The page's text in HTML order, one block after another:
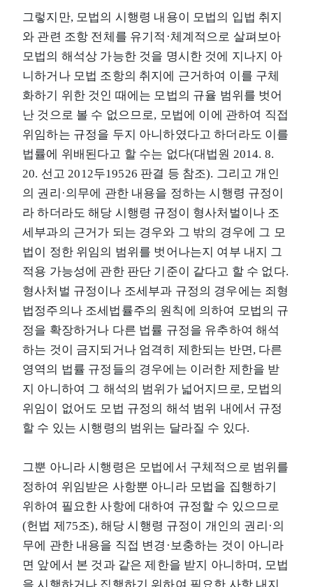
그렇지만, 모법의 시행령 내용이 모법의 입법 취지
와 관련 조항 전체를 유기적·체계적으로 살펴보아
모법의 해석상 가능한 것을 명시한 것에 지나지 아
니하거나 모법 조항의 취지에 근거하여 이를 구체
화하기 위한 것인 때에는 모법의 규율 범위를 벗어
난 것으로 볼 수 없으므로, 모법에 이에 관하여 직접
위임하는 규정을 두지 아니하였다고 하더라도 이를
법률에 위배된다고 할 수는 없다(대법원 2014. 8.
20. 선고 2012두19526 판결 등 참조). 그리고 개인
의 권리·의무에 관한 내용을 정하는 시행령 규정이
라 하더라도 해당 시행령 규정이 형사처벌이나 조
세부과의 근거가 되는 경우와 그 밖의 경우에 그 모
법이 정한 위임의 범위를 벗어나는지 여부 내지 그
적용 가능성에 관한 판단 기준이 같다고 할 수 없다.
형사처벌 규정이나 조세부과 규정의 경우에는 죄형
법정주의나 조세법률주의 원칙에 의하여 모법의 규
정을 확장하거나 다른 법률 규정을 유추하여 해석
하는 것이 금지되거나 엄격히 제한되는 반면, 다른
영역의 법률 규정들의 경우에는 이러한 제한을 받
지 아니하여 그 해석의 범위가 넓어지므로, 모법의
위임이 없어도 모법 규정의 해석 범위 내에서 규정
할 수 있는 시행령의 범위는 달라질 수 있다.
그뿐 아니라 시행령은 모법에서 구체적으로 범위를
정하여 위임받은 사항뿐 아니라 모법을 집행하기
위하여 필요한 사항에 대하여 규정할 수 있으므로
(헌법 제75조), 해당 시행령 규정이 개인의 권리·의
무에 관한 내용을 직접 변경·보충하는 것이 아니라
면 앞에서 본 것과 같은 제한을 받지 아니하며, 모법
을 시행하거나 집행하기 위하여 필요한 사항 내지